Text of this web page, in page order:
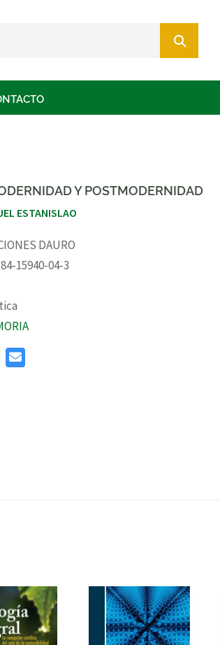
Y POSTMODERNIDAD
ESTANISLAO
DAURO
15940-04-3